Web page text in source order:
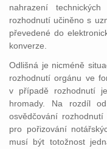
nahrazení
rozhodnutí učiněno s
převedené do
konverze.
Odlišná je nicméně
rozhodnutí orgánu ve
v případě rozhodnutí
hromady. Na rozdíl
osvědčování
pro pořizování not
musí být totožnost